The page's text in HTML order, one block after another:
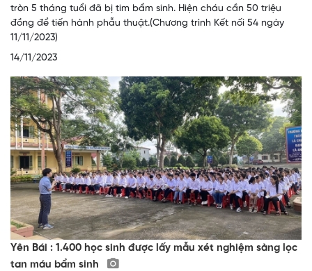
tròn 5 tháng tuổi đã bị tim bẩm sinh. Hiện cháu cần 50 triệu
đồng để tiến hành phẫu thuật.(Chương trình Kết nối 54 ngày
11/11/2023)
14/11/2023
Yên Bái : 1.400 học sinh được lấy mẫu xét nghiệm sàng lọc
tan máu bẩm sinh